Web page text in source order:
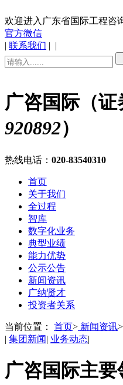
欢迎进入广东省国际工程咨
官方微信
| 联系我们 | |
广咨国际（证
920892）
热线电话： 020-83540310
首页
关于我们
全过程
智库
数字化业务
典型业绩
能力优势
公示公告
新闻资讯
广纳贤才
投资者关系
当前位置： 首页> 新闻资讯>
| 集团新闻| 业务动态|
广咨国际主